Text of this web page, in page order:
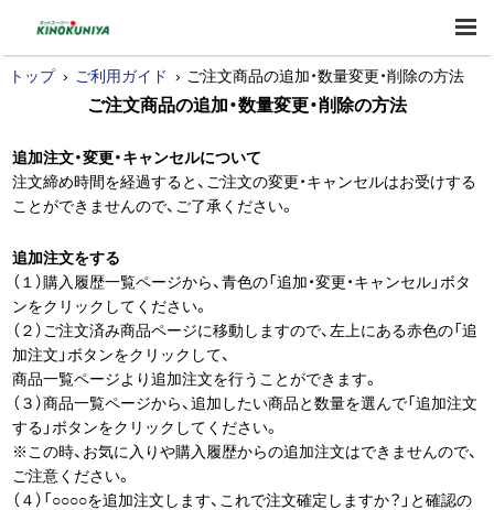
トップ ご利用ガイド ご注文商品の追加・数量変更・削除の方法
ご注文商品の追加・数量変更・削除の方法
追加注文・変更・キャンセルについて
注文締め時間を経過すると、ご注文の変更・キャンセルはお受けする
ことができませんので、ご了承ください。
追加注文をする
（１）購入履歴一覧ページから、青色の「追加・変更・キャンセル」ボタ
ンをクリックしてください。
（２）ご注文済み商品ページに移動しますので、左上にある赤色の「追
加注文」ボタンをクリックして、
商品一覧ページより追加注文を行うことができます。
（３）商品一覧ページから、追加したい商品と数量を選んで「追加注文
する」ボタンをクリックしてください。
※この時、お気に入りや購入履歴からの追加注文はできませんので、
ご注意ください。
（４）「○○○○を追加注文します、これで注文確定しますか？」と確認の